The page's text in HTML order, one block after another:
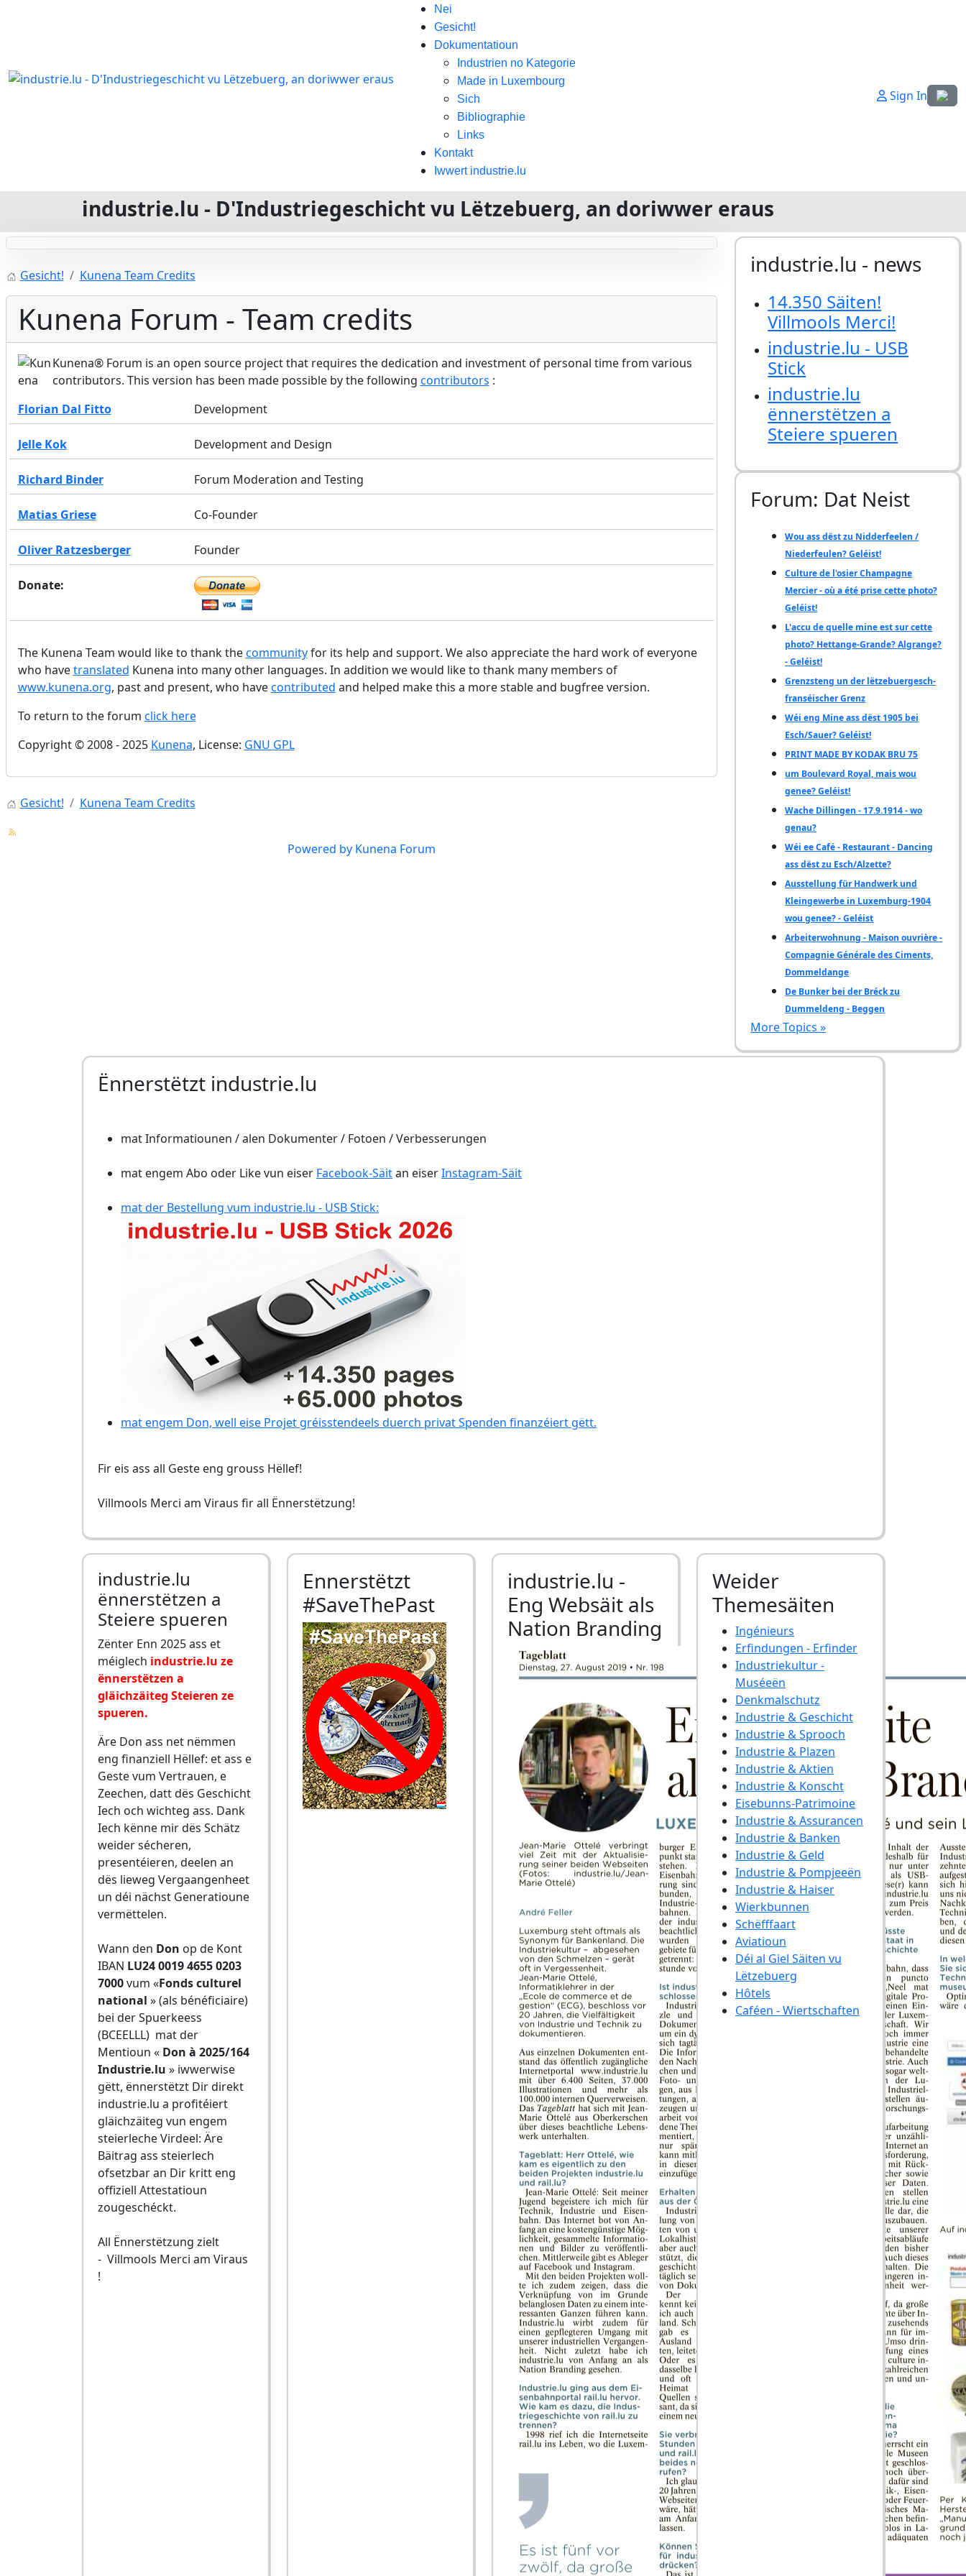
Nei
Gesicht!
Dokumentatioun
Industrien no Kategorie
Made in Luxembourg
Sich
Bibliographie
Links
Kontakt
Iwwert industrie.lu
Sign In
industrie.lu - D'Industriegeschicht vu Lëtzebuerg, an doriwwer eraus
Gesicht! Kunena Team Credits
Kunena Forum - Team credits
Kunena® Forum is an open source project that requires the dedication and investment of personal time from various
contributors. This version has been made possible by the following contributors :
Florian Dal Fitto
Development
Jelle Kok Development and Design
Richard Binder Forum Moderation and Testing
Matias Griese Co-Founder
Oliver Ratzesberger Founder
Donate:
The Kunena Team would like to thank thecommunityfor its help and support. We also appreciate the hard work of everyone
who havetranslated Kunena into many other languages. In addition we would like to thank many members of
www.kunena.org, past and present, who havecontributed and helped make this a more stable and bugfree version.
To return to the forum click here
Copyright © 2008 - 2025 Kunena, License: GNU GPL
Gesicht! Kunena Team Credits
Powered by Kunena Forum
industrie.lu - news
14.350 Säiten!
Villmools Merci!
industrie.lu - USB
Stick
industrie.lu
ënnerstëtzen a
Steiere spueren
Forum: Dat Neist
Wou ass dëst zu Nidderfeelen /
Niederfeulen? Geléist!
Culture de l'osier Champagne
Mercier - où a été prise cette photo?
Geléist!
L'accu de quelle mine est sur cette
photo? Hettange-Grande? Algrange?
- Geléist!
Grenzsteng un der lëtzebuergesch-
franséischer Grenz
Wéi eng Mine ass dëst 1905 bei
Esch/Sauer? Geléist!
PRINT MADE BY KODAK BRU 75
um Boulevard Royal, mais wou
genee? Geléist!
Wache Dillingen - 17.9.1914 - wo
genau?
Wéi ee Café - Restaurant - Dancing
ass dëst zu Esch/Alzette?
Ausstellung für Handwerk und
Kleingewerbe in Luxemburg-1904
wou genee? - Geléist
Arbeiterwohnung - Maison ouvrière -
Compagnie Générale des Ciments,
Dommeldange
De Bunker bei der Bréck zu
Dummeldeng - Beggen
More Topics »
Ënnerstëtzt industrie.lu
mat Informatiounen / alen Dokumenter / Fotoen / Verbesserungen
mat engem Abo oder Like vun eiser Facebook-Säitan eiserInstagram-Säit
mat der Bestellung vum industrie.lu - USB Stick:
mat engem Don, well eise Projet gréisstendeels duerch privat Spenden finanzéiert gëtt.
Fir eis ass all Geste eng grouss Hëllef!
Villmools Merci am Viraus fir all Ënnerstëtzung!
industrie.lu
ënnerstëtzen a
Steiere spueren
Zënter Enn 2025 ass et
méiglech industrie.lu ze
ënnerstëtzen a
gläichzäiteg Steieren ze
spueren.
Äre Don ass net nëmmen
eng finanziell Hëllef: et ass e
Geste vum Vertrauen, e
Zeechen, datt dës Geschicht
Iech och wichteg ass. Dank
Iech kënne mir dës Schätz
weider sécheren,
presentéieren, deelen an
dës lieweg Vergaangenheet
un déi nächst Generatioune
vermëttelen.
Wann den Don op de Kont
IBAN LU24 0019 4655 0203
7000vum «Fonds culturel
national » (als bénéficiaire)
bei der Spuerkeess
(BCEELLL) mat der
Mentioun « Don à 2025/164
Industrie.lu » iwwerwise
gëtt, ënnerstëtzt Dir direkt
industrie.lu a profitéiert
gläichzäiteg vun engem
steierleche Virdeel: Äre
Bäitrag ass steierlech
ofsetzbar an Dir kritt eng
offiziell Attestatioun
zougeschéckt.
All Ënnerstëtzung zielt
- Villmools Merci am Viraus
!
Ennerstëtzt
#SaveThePast
industrie.lu -
Eng Websäit als
Nation Branding
Weider
Themesäiten
Ingénieurs
Erfindungen - Erfinder
Industriekultur -
Muséeën
Denkmalschutz
Industrie & Geschicht
Industrie & Sprooch
Industrie & Plazen
Industrie & Aktien
Industrie & Konscht
Eisebunns-Patrimoine
Industrie & Assurancen
Industrie & Banken
Industrie & Geld
Industrie & Pompjeeën
Industrie & Haiser
Wierkbunnen
Schëfffaart
Aviatioun
Déi al Giel Säiten vu
Lëtzebuerg
Hôtels
Caféen - Wiertschaften